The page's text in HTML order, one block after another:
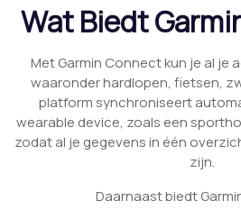
Wat Biedt
Met Garmin Connect kun je al je
waaronder hardlopen, fietsen,
platform synchroniseert
wearable device, zoals een
zodat al je gegevens in één
zijn.
Daarnaast biedt